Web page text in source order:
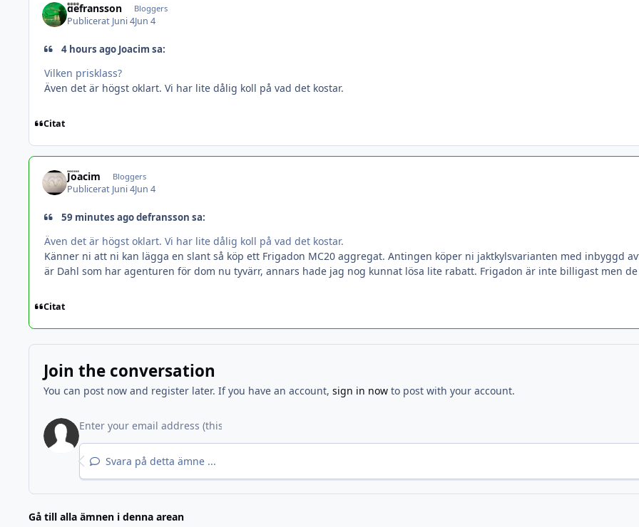
defransson Bloggers
Publicerat Juni 4Jun 4
4 hours ago Joacim sa:
Vilken prisklass?
Även det är högst oklart. Vi har lite dålig koll på vad det kostar.
Citat
Joacim Bloggers
Publicerat Juni 4Jun 4
59 minutes ago defransson sa:
Även det är högst oklart. Vi har lite dålig koll på vad det kostar.
Känner ni att ni kan lägga en slant så köp ett Frigadon MC20 aggregat. Antingen köper ni jaktkylsvarianten med inbyggd
är Dahl som har agenturen för dom nu tyvärr, annars hade jag nog kunnat lösa lite rabatt. Frigadon är inte billigast men
Citat
Join the conversation
You can post now and register later. If you have an account, sign in nowto post with your account.
Svara på detta ämne ...
Gå till alla ämnen i denna arean